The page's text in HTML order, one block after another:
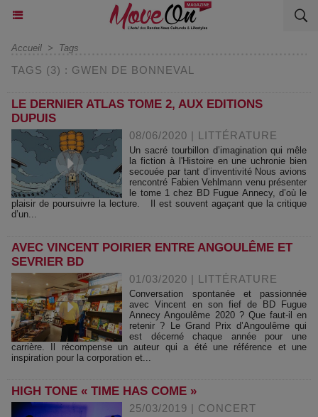
Accueil > Tags
TAGS (3) : GWEN DE BONNEVAL
LE DERNIER ATLAS TOME 2, AUX EDITIONS
DUPUIS
08/06/2020 | LITTÉRATURE
Un sacré tourbillon d’imagination qui mêle
la fiction à l'Histoire en une uchronie bien
secouée par tant d’inventivité Nous avions
rencontré Fabien Vehlmann venu présenter
le tome 1 chez BD Fugue Annecy, d’où le
plaisir de poursuivre la lecture. Il est souvent agaçant que la critique
d’un...
AVEC VINCENT POIRIER ENTRE ANGOULÊME ET
SEVRIER BD
01/03/2020 | LITTÉRATURE
Conversation spontanée et passionnée
avec Vincent en son fief de BD Fugue
Annecy Angoulême 2020 ? Que faut-il en
retenir ? Le Grand Prix d’Angoulême qui
est décerné chaque année pour une
carrière. Il récompense un auteur qui a été une référence et une
inspiration pour la corporation et...
HIGH TONE « TIME HAS COME »
25/03/2019 | CONCERT